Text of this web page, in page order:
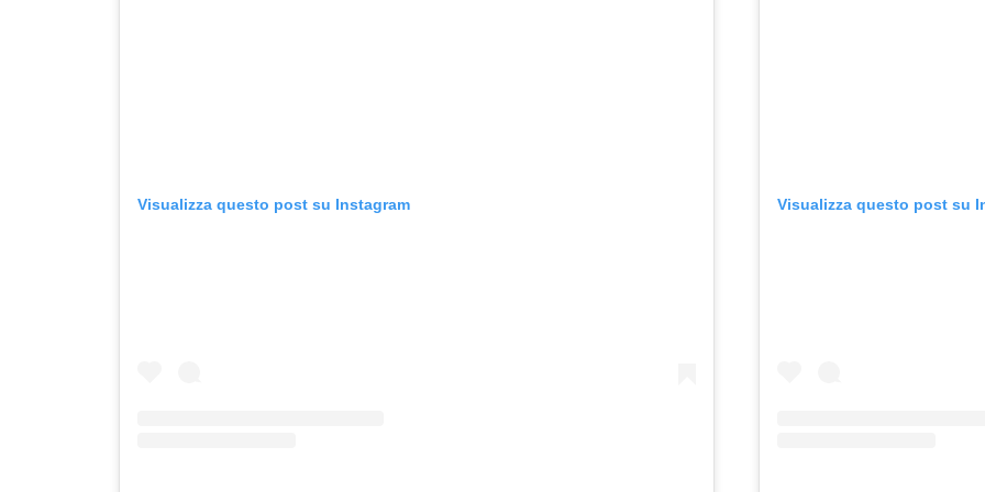
Visualizza questo post su Instagram Visualizza questo post su